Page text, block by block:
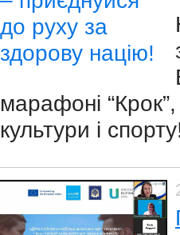
марафоні
культури і